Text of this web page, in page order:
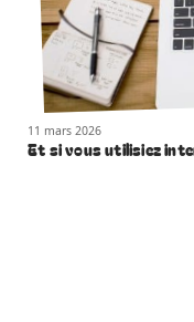
11 mars 2026
Et si vous utilisiez